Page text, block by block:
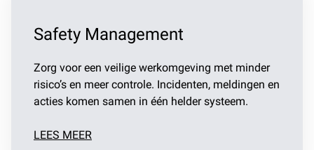
Safety Management
Zorg voor een veilige werkomgeving met minder
risico’s en meer controle. Incidenten, meldingen en
acties komen samen in één helder systeem.
LEES MEER